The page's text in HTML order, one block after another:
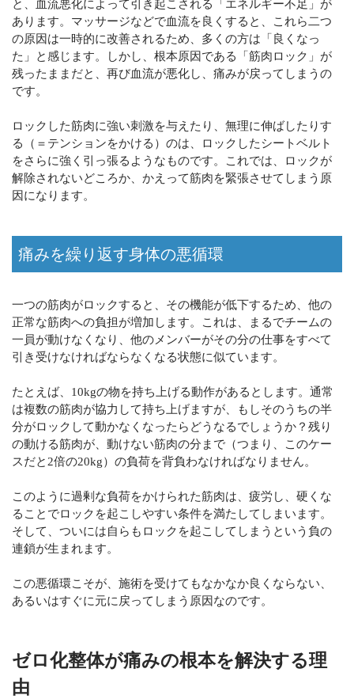
と、血流悪化によって引き起こされる「エネルギー不足」が
あります。マッサージなどで血流を良くすると、これら二つ
の原因は一時的に改善されるため、多くの方は「良くなっ
た」と感じます。しかし、根本原因である「筋肉ロック」が
残ったままだと、再び血流が悪化し、痛みが戻ってしまうの
です。
ロックした筋肉に強い刺激を与えたり、無理に伸ばしたりす
る（＝テンションをかける）のは、ロックしたシートベルト
をさらに強く引っ張るようなものです。これでは、ロックが
解除されないどころか、かえって筋肉を緊張させてしまう原
因になります。
痛みを繰り返す身体の悪循環
一つの筋肉がロックすると、その機能が低下するため、他の
正常な筋肉への負担が増加します。これは、まるでチームの
一員が動けなくなり、他のメンバーがその分の仕事をすべて
引き受けなければならなくなる状態に似ています。
たとえば、10kgの物を持ち上げる動作があるとします。通常
は複数の筋肉が協力して持ち上げますが、もしそのうちの半
分がロックして動かなくなったらどうなるでしょうか？残り
の動ける筋肉が、動けない筋肉の分まで（つまり、このケー
スだと2倍の20kg）の負荷を背負わなければなりません。
このように過剰な負荷をかけられた筋肉は、疲労し、硬くな
ることでロックを起こしやすい条件を満たしてしまいます。
そして、ついには自らもロックを起こしてしまうという負の
連鎖が生まれます。
この悪循環こそが、施術を受けてもなかなか良くならない、
あるいはすぐに元に戻ってしまう原因なのです。
ゼロ化整体が痛みの根本を解決する理
由